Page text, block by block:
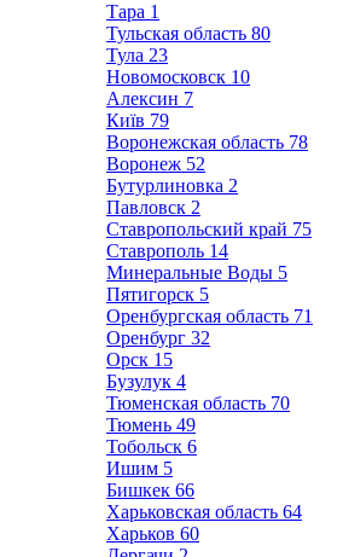
Тара 1
Тульская область 80
Тула 23
Новомосковск 10
Алексин 7
Київ 79
Воронежская область 78
Воронеж 52
Бутурлиновка 2
Павловск 2
Ставропольский край 75
Ставрополь 14
Минеральные Воды 5
Пятигорск 5
Оренбургская область 71
Оренбург 32
Орск 15
Бузулук 4
Тюменская область 70
Тюмень 49
Тобольск 6
Ишим 5
Бишкек 66
Харьковская область 64
Харьков 60